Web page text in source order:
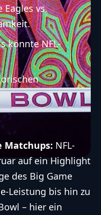
Eagles vs.
könnte NFL-
Matchups: NFL-
auf ein Highlight
des Big Game
Leistung bis hin zu
– hier ein